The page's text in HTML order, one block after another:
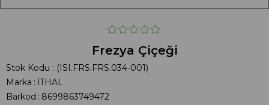
Frezya Çiçeği
Stok Kodu
(ISI.FRS.FRS.034-001)
Marka : İTHAL
Barkod : 8699863749472